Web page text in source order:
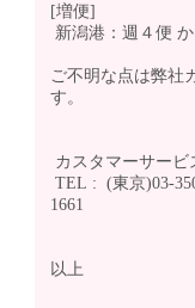
[増便]
新潟港：週４便
ご不明な点は弊社
す。
カスタマーサー
TEL : (東京)03-
以